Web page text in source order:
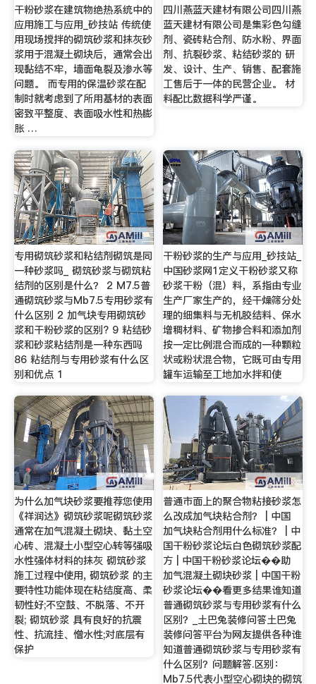
干粉砂浆在建筑物绝热系统中的
应用施工与应用_砂技站 传统使
用现场搅拌的砌筑砂浆和抹灰砂
浆用于混凝土砌块后，通常会出
现黏结不牢，墙面龟裂及渗水等
问题。 而专用的保温砂浆在配
制时就考虑到了所用基材的表面
密致平整度、表面吸水性和热膨
胀 …
四川燕蓝天建材有限公司四川燕
蓝天建材有限公司是集彩色勾缝
剂、瓷砖粘合剂、防水粉、界面
剂、抗裂砂浆、粘结砂浆的 研
发、设计、生产、销售、配套施
工售后于一体的民营企业。 材
料配比数据科学严谨。
专用砌筑砂浆和粘结剂砌筑是同
一种砂浆吗_ 砌筑砂浆与砌筑粘
结剂的区别是什么？ 2 M7.5普
通砌筑砂浆与Mb7.5专用砂浆有
什么区别 2 加气块专用砌筑砂
浆和干粉砂浆的区别? 9 粘结砂
浆和砂浆粘结剂是一种东西吗
86 粘结剂与专用砂浆有什么区
别和优点 1
干粉砂浆的生产与应用_砂技站_
中国砂浆网1定义干粉砂浆又称
砂浆干粉（混）料，系指由专业
生产厂家生产的，经干燥筛分处
理的细集料与无机胶结料、保水
增稠材料、矿物掺合料和添加剂
按一定比例混合而成的一种颗粒
状或粉状混合物，它既可由专用
罐车运输至工地加水拌和使
为什么加气块砂浆要推荐您使用
《祥润达》砌筑砂浆呢砌筑砂浆
通常在加气混凝土砌块、黏土空
心砖、混凝土小型空心转等强吸
水性强体材料的抹灰 砌筑砂浆
施工过程中使用, 砌筑砂浆 的主
要特性功能体现在粘结度高、柔
韧性好;不空鼓、不脱落、不开
裂; 砌筑砂浆 具有良好的抗震
性、抗流挂、憎水性;对底层有
保护
普通市面上的聚合物粘接砂浆怎
么改成加气块粘合剂？ | 中国
加气块粘合剂用什么标准？ | 中
国干粉砂浆论坛白色砌筑砂浆配
方 | 中国干粉砂浆论坛��助
加气混凝土砌块砂浆 | 中国干粉
砂浆论坛��看更多结果谁知道
普通砌筑砂浆与专用砂浆有什么
区别？_土巴兔装修问答土巴兔
装修问答平台为网友提供各种谁
知道普通砌筑砂浆与专用砂浆有
什么区别？问题解答.区别：
Mb7.5代表小型空心砌块的砌筑